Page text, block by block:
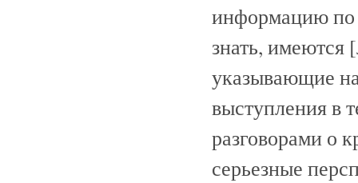
информацию по
знать, имеются
указывающие
выступления в
разговорами о
серьезные